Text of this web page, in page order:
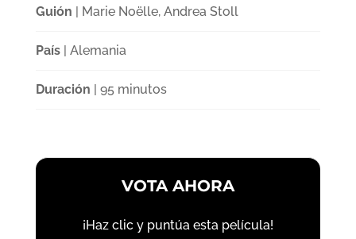
Guión | Marie Noëlle, Andrea Stoll
País| Alemania
Duración | 95 minutos
VOTA AHORA
¡Haz clic y puntúa esta película!